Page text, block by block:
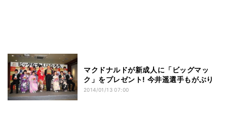
マクドナルドが新成人に「ビッグマッ
ク」をプレゼント! 今井遥選手もがぶり
2014/01/13 07:00